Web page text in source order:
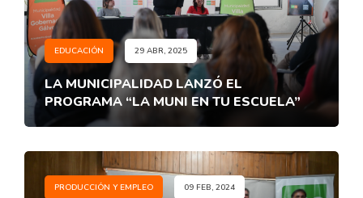
EDUCACIÓN 29 ABR, 2025
LA MUNICIPALIDAD LANZÓ EL
PROGRAMA “LA MUNI EN TU ESCUELA”
PRODUCCIÓN Y EMPLEO 09 FEB, 2024